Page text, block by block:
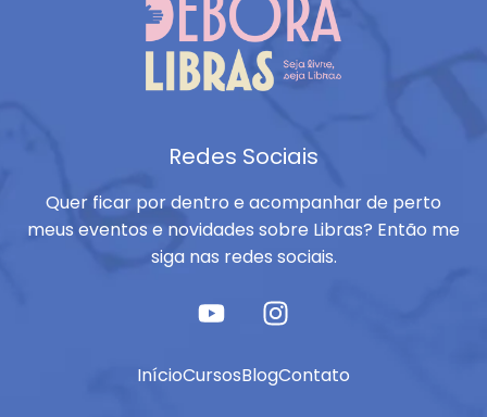
Redes Sociais
Quer ficar por dentro e acompanhar de perto
meus eventos e novidades sobre Libras? Então me
siga nas redes sociais.
InícioCursosBlogContato